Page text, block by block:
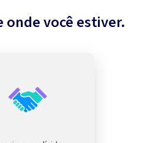
onde você estiver.